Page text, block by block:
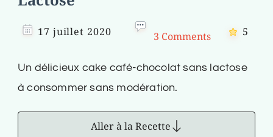
17 juillet 2020 3 Comments 5
Un délicieux cake café-chocolat sans lactose
à consommer sans modération.
Aller à la Recette